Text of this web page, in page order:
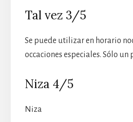
Tal vez 3/5
Se puede utilizar en horario
occaciones especiales. Sólo un
Niza 4/5
Niza